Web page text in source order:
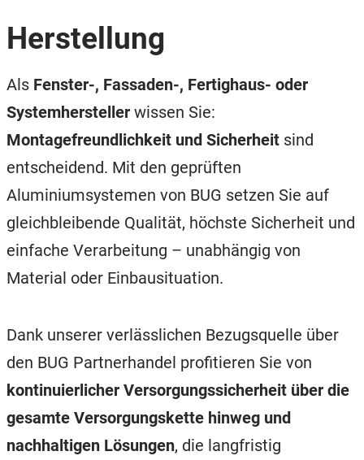
Herstellung
Als Fenster-, Fassaden-, Fertighaus- oder
Systemhersteller wissen Sie:
Montagefreundlichkeit und Sicherheit sind
entscheidend. Mit den geprüften
Aluminiumsystemen von BUG setzen Sie auf
gleichbleibende Qualität, höchste Sicherheit und
einfache Verarbeitung – unabhängig von
Material oder Einbausituation.
Dank unserer verlässlichen Bezugsquelle über
den BUG Partnerhandel profitieren Sie von
kontinuierlicher Versorgungssicherheit über die
gesamte Versorgungskette hinweg und
nachhaltigen Lösungen, die langfristig